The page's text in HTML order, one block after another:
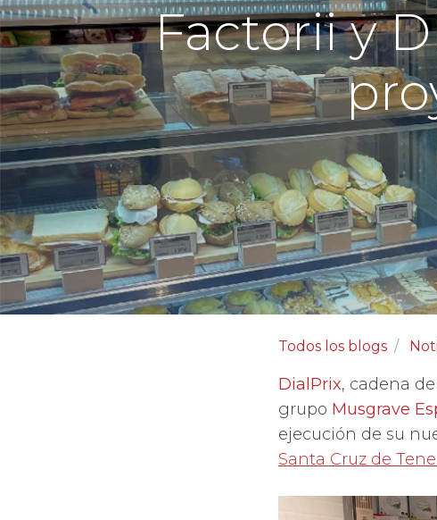
Factorii y
Todos los blogs
DialPrix, cadena
grupo Musgrave
ejecución de su
Santa Cruz de